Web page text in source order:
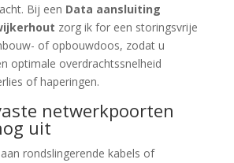
Bij een Data aansluiting
zorg ik for een storingsvrije
of opbouwdoos, zodat u
optimale overdrachtssnelheid
of haperingen.
netwerkpoorten
uit
rondslingerende kabels of